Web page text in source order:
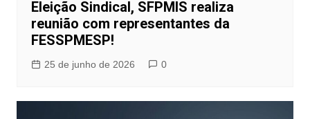
Eleição Sindical, SFPMIS realiza
reunião com representantes da
FESSPMESP!
25 de junho de 2026 0